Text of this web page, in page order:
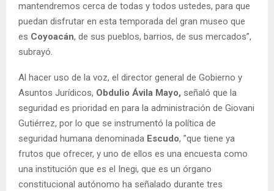
mantendremos cerca de todas y todos ustedes, para que
puedan disfrutar en esta temporada del gran museo que
es Coyoacán, de sus pueblos, barrios, de sus mercados”,
subrayó.
Al hacer uso de la voz, el director general de Gobierno y
Asuntos Jurídicos, Obdulio Ávila Mayo, señaló que la
seguridad es prioridad en para la administración de Giovani
Gutiérrez, por lo que se instrumentó la política de
seguridad humana denominada Escudo, ”que tiene ya
frutos que ofrecer, y uno de ellos es una encuesta como
una institución que es el Inegi, que es un órgano
constitucional autónomo ha señalado durante tres